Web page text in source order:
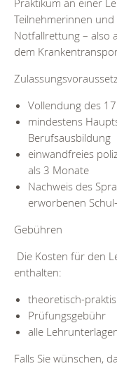
Teilnehmerinnen
Notfallrettung – also
dem
Vollendung des
mindestens
Berufsausbildung
einwandfreies
als 3 Monate
Nachweis des
erworbenen
Gebühren
Die Kosten für den
enthalten:
theoretisch-
Prüfungsgebühr
alle
Falls Sie wünschen,